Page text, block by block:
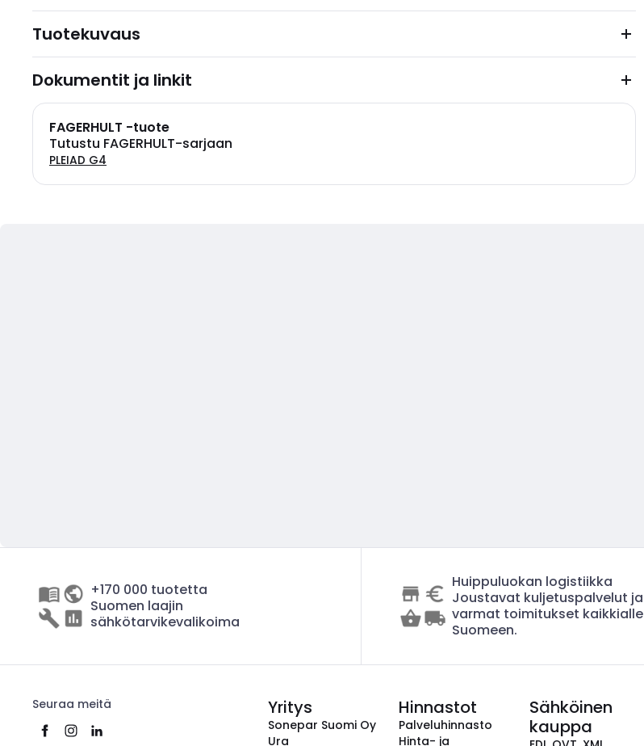
Tuotekuvaus
Dokumentit ja linkit
FAGERHULT -tuote
Tutustu FAGERHULT-sarjaan
PLEIAD G4
+170 000 tuotetta
Suomen laajin
sähkötarvikevalikoima
Huippuluokan logistiikka
Joustavat kuljetuspalvelut ja
varmat toimitukset kaikkialle
Suomeen.
Seuraa meitä Yritys
Sonepar Suomi Oy
Ura
Hinnastot
Palveluhinnasto
Hinta- ja
Sähköinen
kauppa